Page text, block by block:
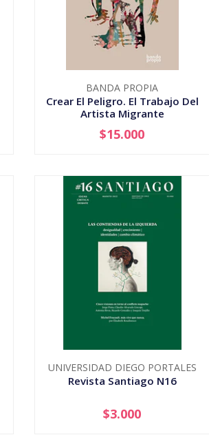
BANDA PROPIA
Crear El Peligro. El Trabajo Del
Artista Migrante
+
$15.000
UNIVERSIDAD DIEGO PORTALES
Revista Santiago N16
+
$3.000